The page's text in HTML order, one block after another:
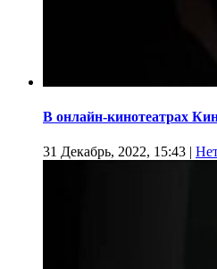
В онлайн-кинотеатрах
31 Декабрь, 2022, 15:43 |